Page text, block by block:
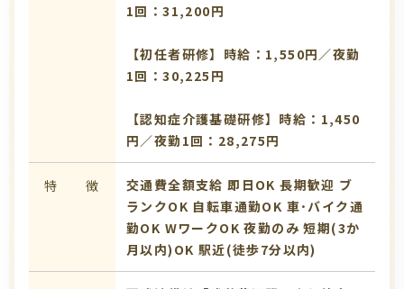
1回：31,200円
【初任者研修】時給：1,550円／夜勤
1回：30,225円
【認知症介護基礎研修】時給：1,450
円／夜勤1回：28,275円
特 徴 交通費全額支給 即日OK 長期歓迎 ブ
ランクOK 自転車通勤OK 車･バイク通
勤OK WワークOK 夜勤のみ 短期(3か
月以内)OK 駅近(徒歩7分以内)